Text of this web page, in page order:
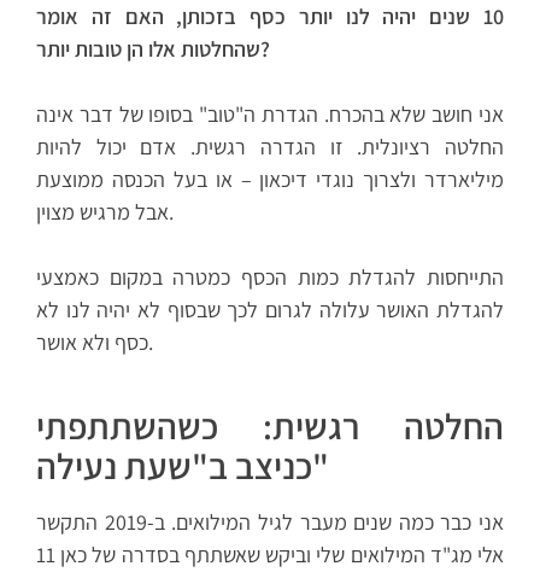
10 שנים יהיה לנו יותר כסף בזכותן, האם זה אומר
שהחלטות אלו הן טובות יותר?
אני חושב שלא בהכרח. הגדרת ה"טוב" בסופו של דבר אינה
החלטה רציונלית. זו הגדרה רגשית. אדם יכול להיות
מיליארדר ולצרוך נוגדי דיכאון – או בעל הכנסה ממוצעת
אבל מרגיש מצוין.
התייחסות להגדלת כמות הכסף כמטרה במקום כאמצעי
להגדלת האושר עלולה לגרום לכך שבסוף לא יהיה לנו לא
כסף ולא אושר.
החלטה רגשית: כשהשתתפתי
כניצב ב"שעת נעילה"
אני כבר כמה שנים מעבר לגיל המילואים. ב-2019 התקשר
אלי מג"ד המילואים שלי וביקש שאשתתף בסדרה של כאן 11